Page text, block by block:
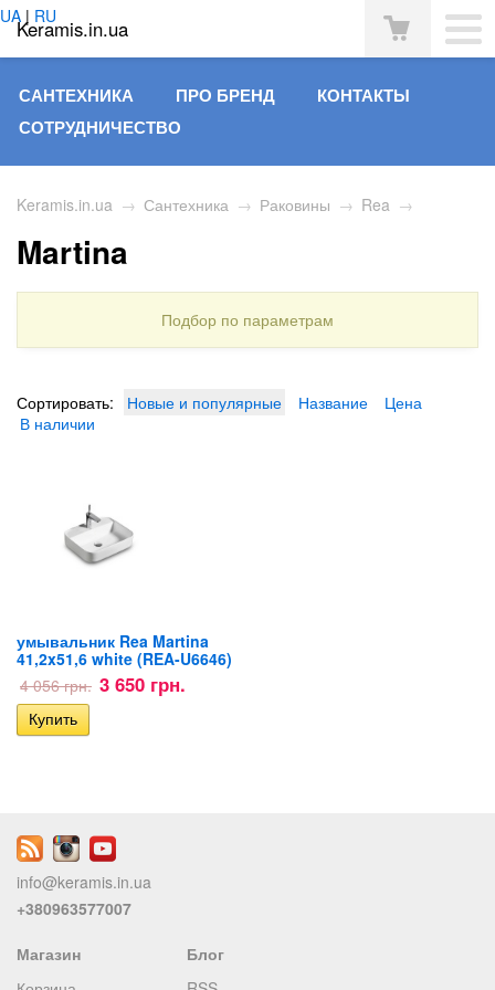
Keramis.in.ua
UA | RU
САНТЕХНИКА ПРО БРЕНД
КОНТАКТЫ
СОТРУДНИЧЕСТВО
Keramis.in.ua → Сантехника → Раковины → Rea →
Martina
Подбор по параметрам
Сортировать: Новые и популярные Название
Цена
В наличии
умывальник Rea Martina
41,2x51,6 white (REA-U6646)
4 056 грн. 3 650 грн.
info@keramis.in.ua
+380963577007
Магазин
Блог